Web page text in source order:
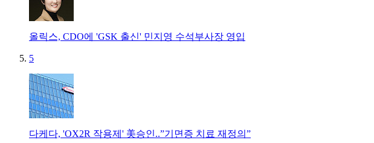
올릭스, CDO에 'GSK 출신' 민지영 수석부사장 영입
5
다케다, 'OX2R 작용제' 美승인..”기면증 치료 재정의”